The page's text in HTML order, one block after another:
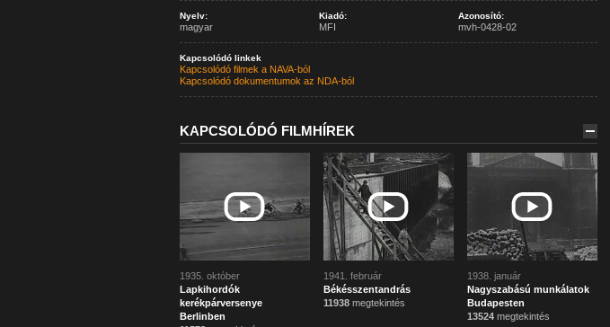
Nyelv:
magyar
Kiadó:
MFI
Azonosító:
mvh-0428-02
Kapcsolódó linkek
Kapcsolódó filmek a NAVA-ból
Kapcsolódó dokumentumok az NDA-ból
KAPCSOLÓDÓ FILMHÍREK
1935. október
Lapkihordók
kerékpárversenye
Berlinben
1941. február
Békésszentandrás
11938megtekintés
1938. január
Nagyszabású munkálatok
Budapesten
13524megtekintés